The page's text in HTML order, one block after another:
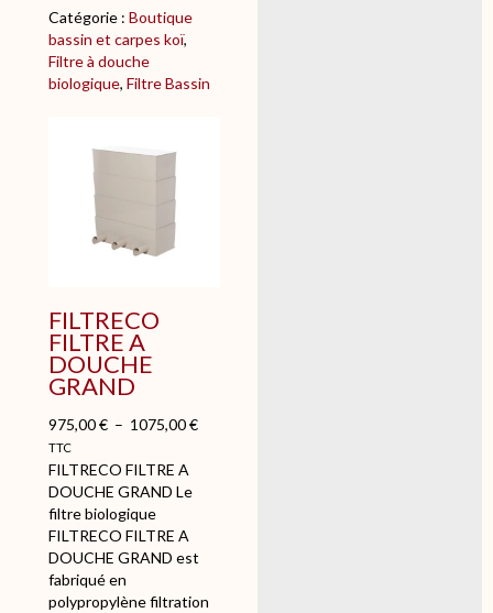
i
t
é
d
c
h
e
t
i
l
l
e
4
Catégorie :Boutique
bassin et carpes koï
Filtre à douche
biologique, Filtre Bassin
FILTRECO
FILTRE A
DOUCHE
GRAND
975,00€ – 1075,00€
TTC
FILTRECO FILTRE A
DOUCHE GRAND Le
filtre biologique
FILTRECO FILTRE A
DOUCHE GRAND est
fabriqué en
polypropylène filtration